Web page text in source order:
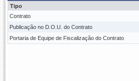
Tipo
Contrato
Publicação no D.O.U. do Contrato
Portaria de Equipe de Fiscalização do Contrato